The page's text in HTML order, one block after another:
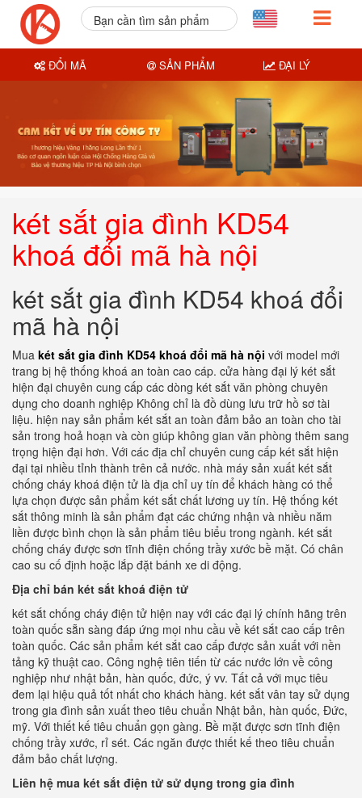
két sắt gia đình KD54
khoá đổi mã hà nội
két sắt gia đình KD54 khoá đổi
mã hà nội
Mua két sắt gia đình KD54 khoá đổi mã hà nội với model mới
trang bị hệ thống khoá an toàn cao cáp. cửa hàng đại lý két sắt
hiện đại chuyên cung cấp các dòng két sắt văn phòng chuyên
dụng cho doanh nghiệp Không chỉ là đồ dùng lưu trữ hồ sơ tài
liệu. hiện nay sản phẩm két sắt an toàn đảm bảo an toàn cho tài
sản trong hoả hoạn và còn giúp không gian văn phòng thêm sang
trọng hiện đại hơn. Với các địa chỉ chuyên cung cấp két sắt hiện
đại tại nhiều tỉnh thành trên cả nước. nhà máy sản xuất két sắt
chống cháy khoá điện tử là địa chỉ uy tín để khách hàng có thể
lựa chọn được sản phẩm két sắt chất lương uy tín. Hệ thống két
sắt thông minh là sản phẩm đạt các chứng nhận và nhiều năm
liền được bình chọn là sản phẩm tiêu biểu trong ngành. két sắt
chống cháy được sơn tĩnh điện chống trầy xước bề mặt. Có chân
cao su cố định hoặc lắp đặt bánh xe di động.
Địa chỉ bán két sắt khoá điện tử
két sắt chống cháy điện tử hiện nay với các đại lý chính hãng trên
toàn quốc sẵn sàng đáp ứng mọi nhu cầu về két sắt cao cấp trên
toàn quốc. Các sản phẩm két sắt cao cấp được sản xuất với nền
tảng kỹ thuật cao. Công nghệ tiên tiến từ các nước lớn về công
nghiệp như nhật bản, hàn quốc, đức, ý vv. Tất cả với mục tiêu
đem lại hiệu quả tốt nhất cho khách hàng. két sắt vân tay sử dụng
trong gia đình sản xuất theo tiêu chuẩn Nhật bản, hàn quốc, Đức,
mỹ. Với thiết kế tiêu chuẩn gọn gàng. Bề mặt được sơn tĩnh điện
chống trầy xước, rỉ sét. Các ngăn được thiết kế theo tiêu chuẩn
đảm bảo chất lượng.
Liên hệ mua két sắt điện tử sử dụng trong gia đình
Bạn cần tìm sản phẩm
ĐỔI MÃ SẢN PHẨM ĐẠI LÝ